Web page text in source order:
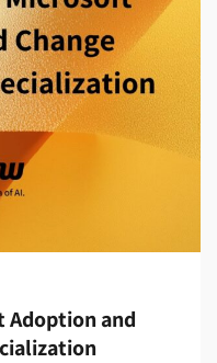
Adoption and